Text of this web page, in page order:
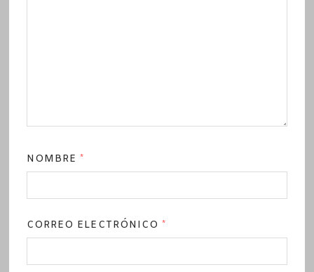
NOMBRE*
CORREO ELECTRÓNICO*